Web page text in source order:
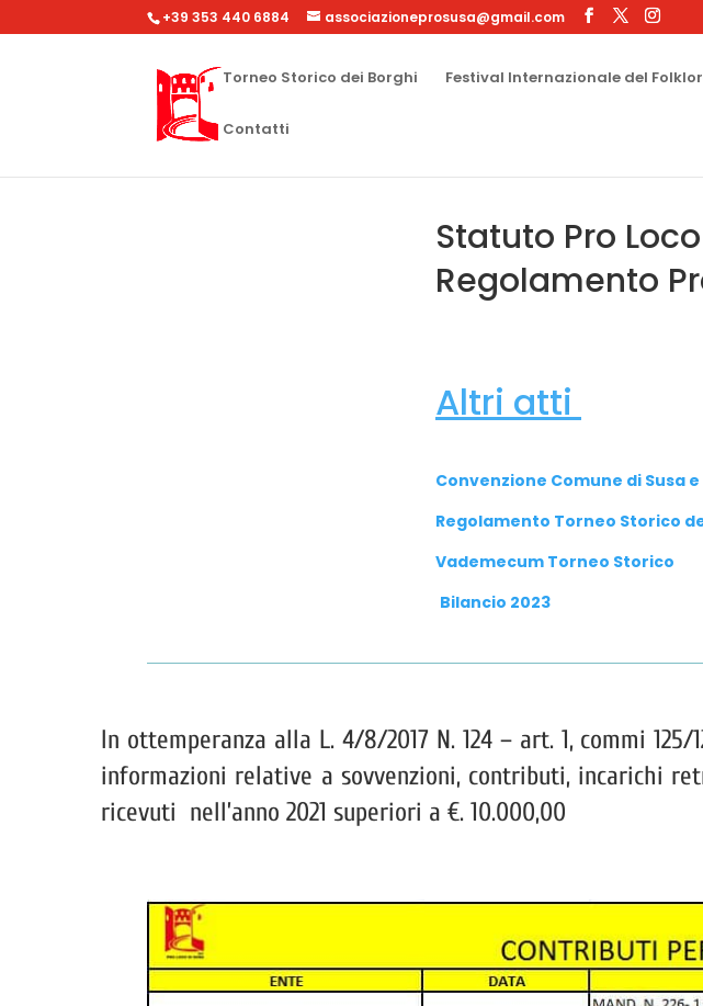
+39 353 440 6884 associazioneprosusa@gmail.com
Torneo Storico dei Borghi Festival Internazionale del
Contatti
Statuto Pro
Regolamento
Altri atti
Convenzione Comune di Susa e
Regolamento Torneo Storico
Vademecum Torneo Storico
Bilancio 2023
In ottemperanza alla L. 4/8/2017 N. 124 – art. 1, commi
informazioni relative a sovvenzioni, contributi, incarichi
ricevuti nell’anno 2021 superiori a €. 10.000,00